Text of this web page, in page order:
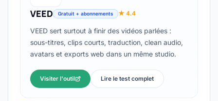
VEED Gratuit + abonnements ★ 4.4
VEED sert surtout à finir des vidéos parlées :
sous-titres, clips courts, traduction, clean audio,
avatars et exports web dans un même studio.
Visiter l'outil Lire le test complet